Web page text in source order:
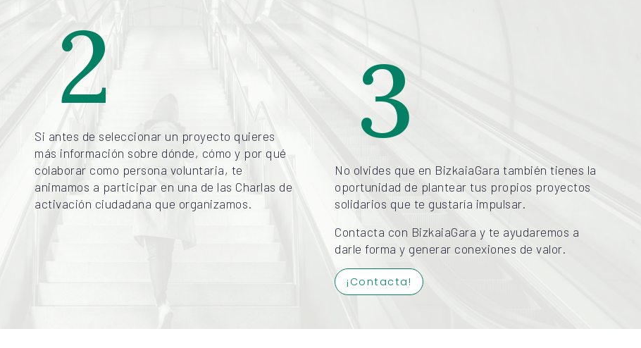
2
Si antes de seleccionar un proyecto quieres
más información sobre dónde, cómo y por qué
colaborar como persona voluntaria, te
animamos a participar en una de las Charlas de
activación ciudadana que organizamos.
3
No olvides que en BizkaiaGara también tienes la
oportunidad de plantear tus propios proyectos
solidarios que te gustaría impulsar.
Contacta con BizkaiaGara y te ayudaremos a
darle forma y generar conexiones de valor.
¡Contacta!